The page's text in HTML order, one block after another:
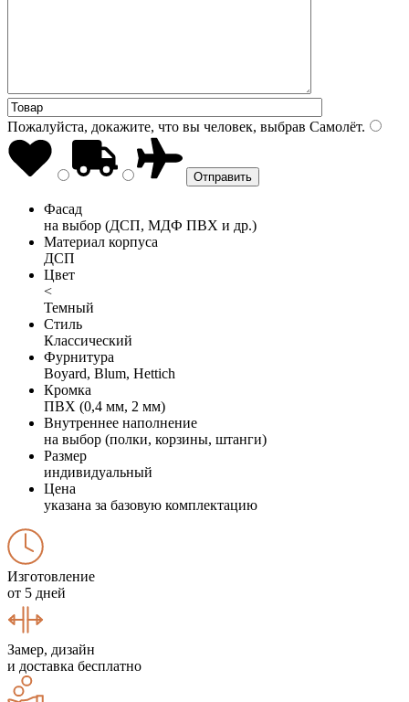
Пожалуйста, докажите, что вы человек, выбрав Самолёт.
Фасад
на выбор (ДСП, МДФ ПВХ и др.)
Материал корпуса
ДСП
Цвет
<
Темный
Стиль
Классический
Фурнитура
Boyard, Blum, Hettich
Кромка
ПВХ (0,4 мм, 2 мм)
Внутреннее наполнение
на выбор (полки, корзины, штанги)
Размер
индивидуальный
Цена
указана за базовую комплектацию
Изготовление
от 5 дней
Замер, дизайн
и доставка бесплатно